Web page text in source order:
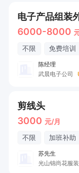
电子产品组装
6000-8000
不限 免费培训
陈经理
武晨电子公司
剪线头
3000 元/月
不限 加班补助
苏先生
光山锦尚花服